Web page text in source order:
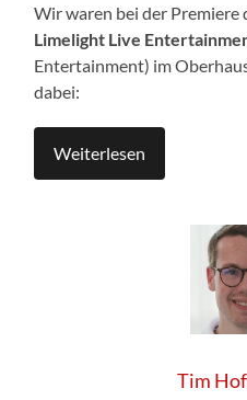
Wir waren bei der Premiere
Limelight Live
Entertainment) im
dabei:
Weiterlesen
Tim